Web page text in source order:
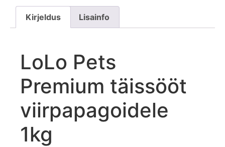
Kirjeldus Lisainfo
LoLo Pets
Premium täissööt
viirpapagoidele
1kg